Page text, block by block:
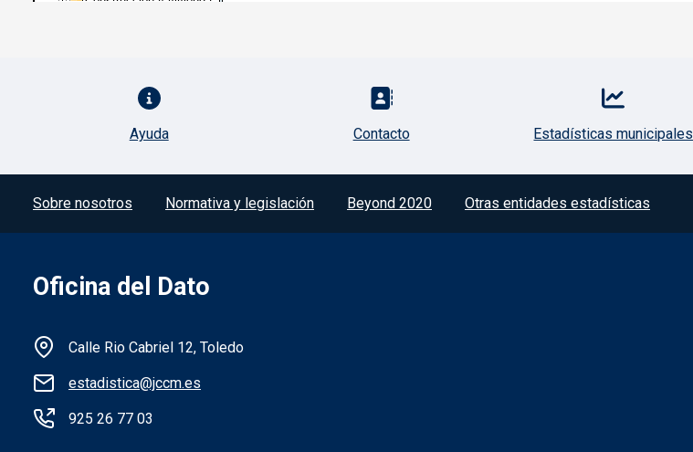
Ayuda Contacto Estadísticas municipales
Menú del pie
Sobre nosotros Normativa y legislación Beyond 2020 Otras entidades estadísticas
Oficina del Dato
Información de la institución
Calle Rio Cabriel 12, Toledo
estadistica@jccm.es
925 26 77 03